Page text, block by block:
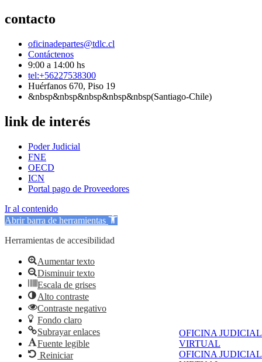
OFICINA JUDICIAL
VIRTUAL
OFICINA JUDICIAL
contacto
oficinadepartes@tdlc.cl
Contáctenos
9:00 a 14:00 hs
tel:+56227538300
Huérfanos 670, Piso 19
&nbsp&nbsp&nbsp&nbsp&nbsp(Santiago-Chile)
link de interés
Poder Judicial
FNE
OECD
ICN
Portal pago de Proveedores
Ir al contenido
Abrir barra de herramientas
Herramientas de accesibilidad
Aumentar texto
Disminuir texto
Escala de grises
Alto contraste
Contraste negativo
Fondo claro
Subrayar enlaces
Fuente legible
Reiniciar